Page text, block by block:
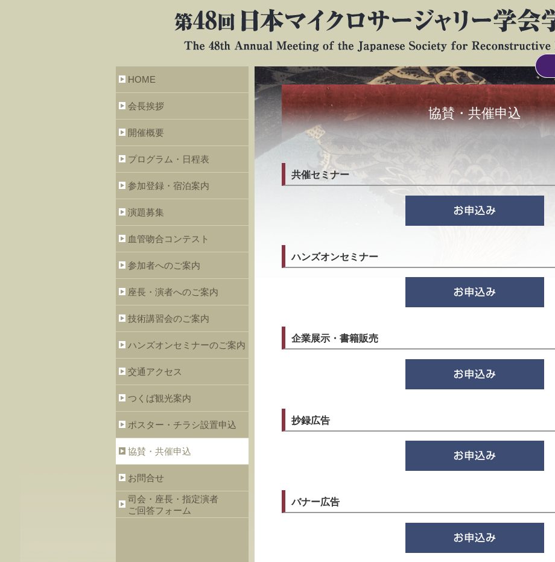
HOME
会長挨拶
開催概要
プログラム・日程表
参加登録・宿泊案内
演題募集
血管吻合コンテスト
参加者へのご案内
座長・演者へのご案内
技術講習会のご案内
ハンズオンセミナーのご案内
交通アクセス
つくば観光案内
ポスター・チラシ設置申込
協賛・共催申込
お問合せ
司会・座長・指定演者
ご回答フォーム
協賛・共催申込
共催セミナー
ハンズオンセミナー
企業展示・書籍販売
抄録広告
バナー広告